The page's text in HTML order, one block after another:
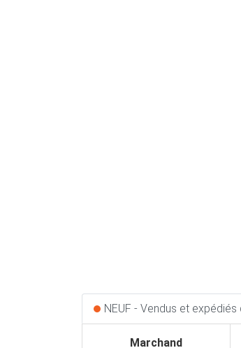
NEUF - Vendus et
Marchand